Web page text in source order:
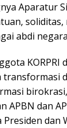
Aparatur
soliditas,
abdi
KORPRI
APBN dan
dan